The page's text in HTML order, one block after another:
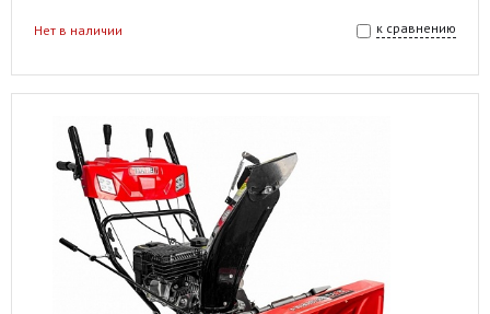
к сравнению
Нет в наличии